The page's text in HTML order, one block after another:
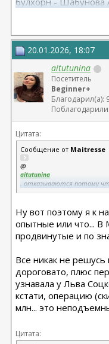
06.12.2024г.,
22.09.2025г. брахио
Бабикова М.А.
06.01.2026г. феморо
М.А.
20.01.2026, 18:07
aitutunina
Посетитель
Beginner+
Благодарил(а):
Цитата:
Сообщение от Maitresse
@
aitutunina
, отказываются потому
нет.
Ну вот поэтому я к
опытные или что... В
продвинутые и по
Все никак не решусь
дороговато, плюс
узнавала у Льва
кстати, операцию
млн... это
Цитата: